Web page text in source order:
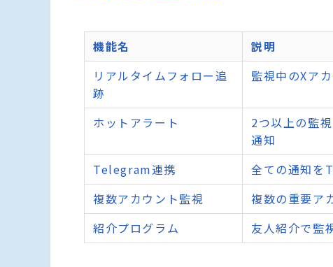
機能名
説明
リアルタイムフォロー追
跡
監視中のXア
ホットアラート
2つ以上の監
通知
Telegram連携
全ての通知を
複数アカウント監視
複数の重要ア
紹介プログラム
友人紹介で監